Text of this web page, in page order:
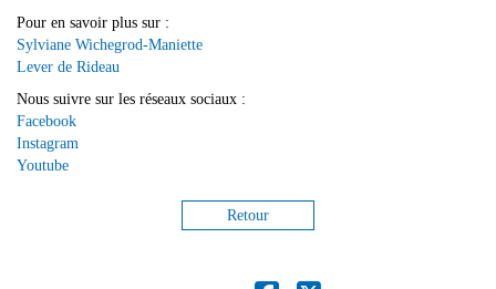
Pour en savoir plus sur :
Sylviane Wichegrod-Maniette
Lever de Rideau
Nous suivre sur les réseaux sociaux :
Facebook
Instagram
Youtube
Retour